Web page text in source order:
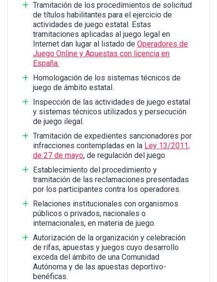
Tramitación de los procedimientos de solicitud
de títulos habilitantes para el ejercicio de
actividades de juego estatal. Estas
tramitaciones aplicadas al juego legal en
Internet dan lugar al listado de Operadores de
Juego Online y Apuestas con licencia en
España.
Homologación de los sistemas técnicos de
juego de ámbito estatal.
Inspección de las actividades de juego estatal
y sistemas técnicos utilizados y persecución
de juego ilegal.
Tramitación de expedientes sancionadores por
infracciones contempladas en la Ley 13/2011,
de 27 de mayo, de regulación del juego.
Establecimiento del procedimiento y
tramitación de las reclamaciones presentadas
por los participantes contra los operadores.
Relaciones institucionales con organismos
públicos o privados, nacionales o
internacionales, en materia de juego.
Autorización de la organización y celebración
de rifas, apuestas y juegos cuyo desarrollo
exceda del ámbito de una Comunidad
Autónoma y de las apuestas deportivo-
benéficas.